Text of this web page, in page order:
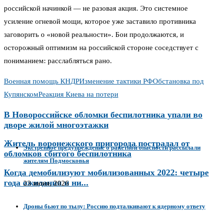
российской начинкой — не разовая акция. Это системное
усиление огневой мощи, которое уже заставило противника
заговорить о «новой реальности». Бои продолжаются, и
осторожный оптимизм на российской стороне соседствует с
пониманием: расслабляться рано.
Военная помощь КНДРИзменение тактики РФОбстановка под
КупянскомРеакция Киева на потери
В Новороссийске обломки беспилотника упали во
дворе жилой многоэтажки
Житель воронежского пригорода пострадал от
обломков сбитого беспилотника
Когда демобилизуют мобилизованных 2022: четыре
года ожидания и ни...
Экстренное предупреждение о ракетной опасности рассылали
жителям Подмосковья
23 июня, 2026
Дроны бьют по тылу: Россию подталкивают к ядерному ответу